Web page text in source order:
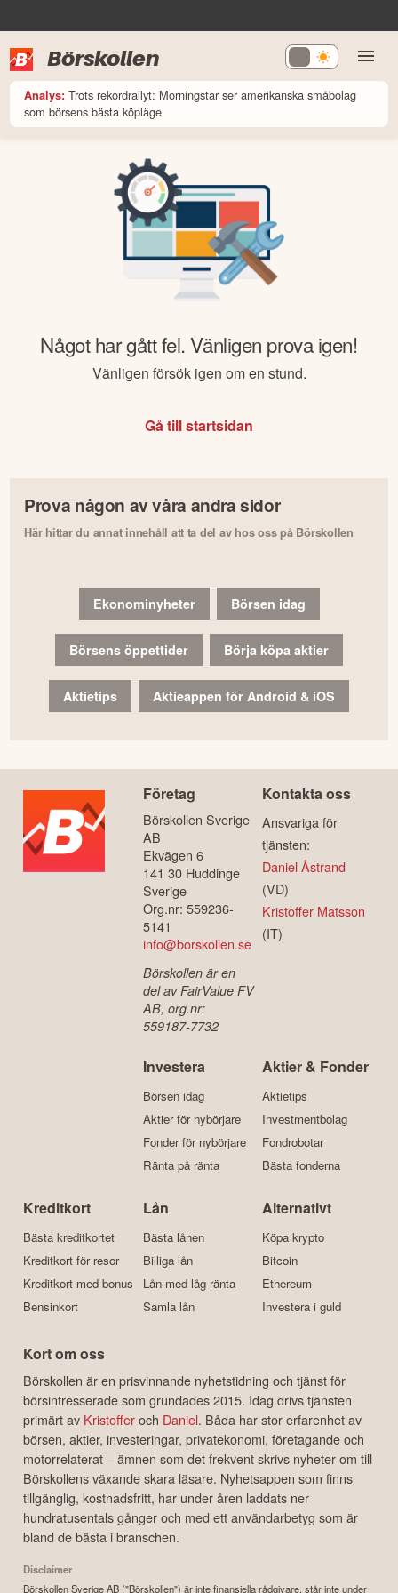
Börskollen
Analys: Trots rekordrallyt: Morningstar ser amerikanska småbolag
som börsens bästa köpläge
Något har gått fel. Vänligen prova igen!
Vänligen försök igen om en stund.
Gå till startsidan
Prova någon av våra andra sidor
Här hittar du annat innehåll att ta del av hos oss på Börskollen
Ekonominyheter Börsen idag
Börsens öppettider Börja köpa aktier
Aktietips Aktieappen för Android & iOS
Företag
Börskollen Sverige
AB
Ekvägen 6
141 30 Huddinge
Sverige
Org.nr: 559236-
5141
info@borskollen.se
Börskollen är en
del av FairValue FV
AB, org.nr:
559187-7732
Kontakta oss
Ansvariga för
tjänsten:
Daniel Åstrand
(VD)
Kristoffer Matsson
(IT)
Investera
Börsen idag
Aktier för nybörjare
Fonder för nybörjare
Ränta på ränta
Aktier & Fonder
Aktietips
Investmentbolag
Fondrobotar
Bästa fonderna
Kreditkort
Bästa kreditkortet
Kreditkort för resor
Kreditkort med bonus
Bensinkort
Lån
Bästa lånen
Billiga lån
Lån med låg ränta
Samla lån
Alternativt
Köpa krypto
Bitcoin
Ethereum
Investera i guld
Kort om oss
Börskollen är en prisvinnande nyhetstidning och tjänst för
börsintresserade som grundades 2015. Idag drivs tjänsten
primärt av Kristofferoch Daniel. Båda har stor erfarenhet av
börsen, aktier, investeringar, privatekonomi, företagande och
motorrelaterat – ämnen som det frekvent skrivs nyheter om till
Börskollens växande skara läsare. Nyhetsappen som finns
tillgänglig, kostnadsfritt, har under åren laddats ner
hundratusentals gånger och med ett användarbetyg som är
bland de bästa i branschen.
Disclaimer
Börskollen Sverige AB ("Börskollen") är inte finansiella rådgivare, står inte under